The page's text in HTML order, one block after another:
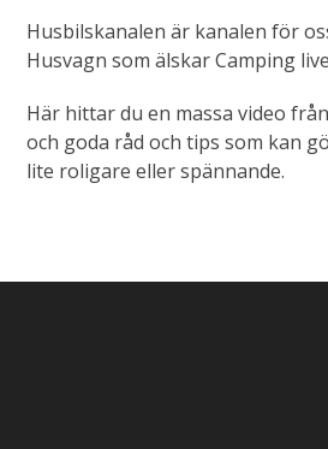
Husbilskanalen är kanalen för
Husvagn som älskar Camping
Här hittar du en massa video
och goda råd och tips som kan
lite roligare eller spännande.